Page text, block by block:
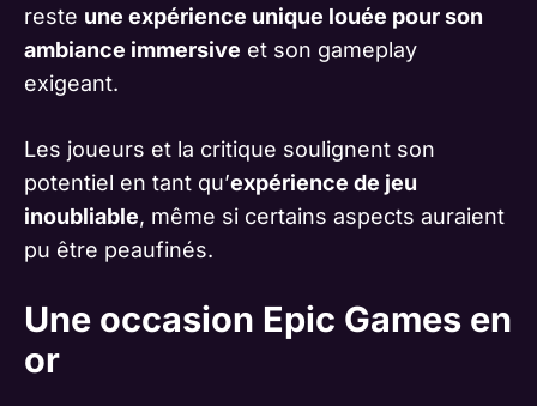
reste une expérience unique louée pour son
ambiance immersive et son gameplay
exigeant.
Les joueurs et la critique soulignent son
potentiel en tant qu’expérience de jeu
inoubliable, même si certains aspects auraient
pu être peaufinés.
Une occasion Epic Games en
or